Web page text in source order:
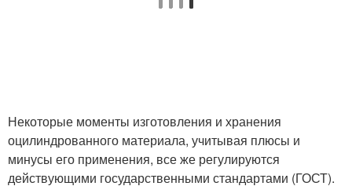
Некоторые моменты изготовления и хранения
оцилиндрованного материала, учитывая плюсы и
минусы его применения, все же регулируются
действующими государственными стандартами (ГОСТ).